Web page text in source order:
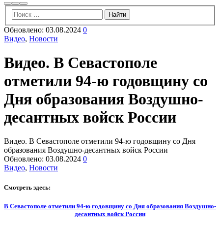
НайтиБольше
информации
Главное
меню
Обновлено: 03.08.2024 0
Видео, Новости
Видео. В Севастополе
отметили 94-ю годовщину со
Дня образования Воздушно-
десантных войск России
Видео. В Севастополе отметили 94-ю годовщину со Дня
образования Воздушно-десантных войск России
Обновлено: 03.08.2024 0
Видео, Новости
Смотреть здесь:
В Севастополе отметили 94-ю годовщину со Дня образования Воздушно-
десантных войск России